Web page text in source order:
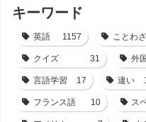
キーワード
英語 1157 ことわ
クイズ 31 外
言語学習 17 違い
フランス語 10 ス